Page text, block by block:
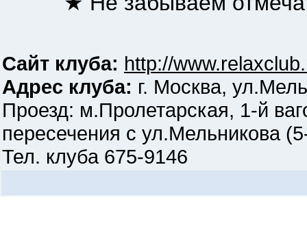
Сайт клуба: http://
Адрес клуба: г. Москва,
Проезд: м.Пролетарская, 1-й
пересечения с ул.Мельникова
Тел. клуба 675-9146